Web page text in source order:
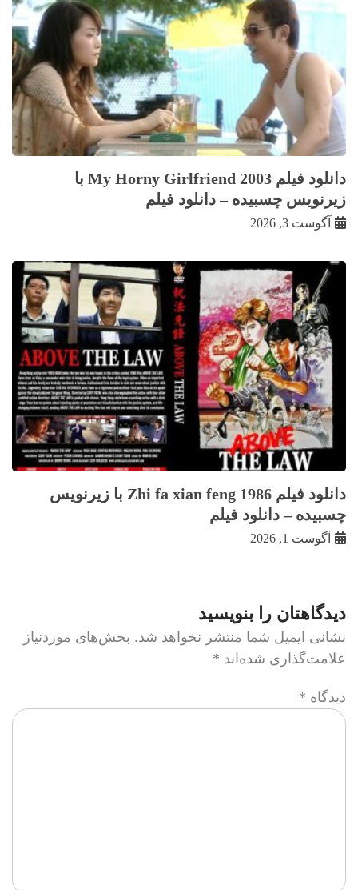
دانلود فیلم My Horny Girlfriend 2003 با
زيرنويس چسبيده – دانلود فیلم
آگوست 3, 2026
دانلود فیلم Zhi fa xian feng 1986 با زيرنويس
چسبيده – دانلود فیلم
آگوست 1, 2026
دیدگاهتان را بنویسید
نشانی ایمیل شما منتشر نخواهد شد. بخش‌های موردنیاز
علامت‌گذاری شده‌اند *
دیدگاه *